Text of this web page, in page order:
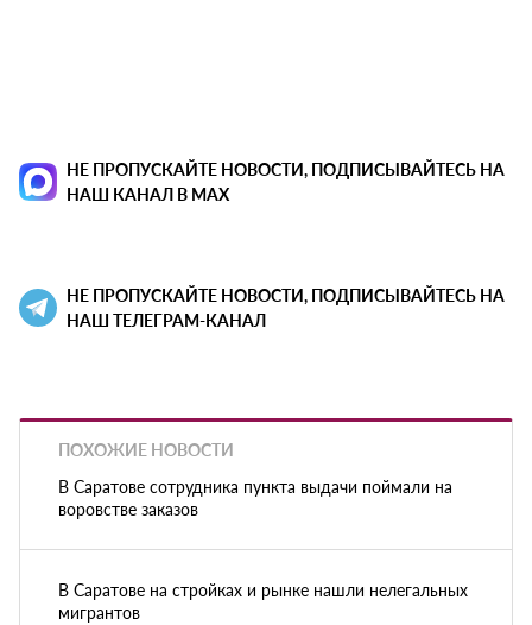
НЕ ПРОПУСКАЙТЕ НОВОСТИ, ПОДПИСЫВАЙТЕСЬ НА
НАШ КАНАЛ В MAX
НЕ ПРОПУСКАЙТЕ НОВОСТИ, ПОДПИСЫВАЙТЕСЬ НА
НАШ ТЕЛЕГРАМ-КАНАЛ
ПОХОЖИЕ НОВОСТИ
В Саратове сотрудника пункта выдачи поймали на
воровстве заказов
В Саратове на стройках и рынке нашли нелегальных
мигрантов